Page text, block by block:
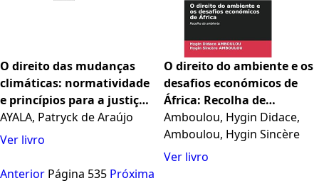
O direito das mudanças
climáticas: normatividade
e princípios para a justiça
ecológica no direito
nacional e internacional
AYALA, Patryck de Araújo
Ver livro
O direito do ambiente e os
desafios económicos de
África: Recolha de
ambiente
Amboulou, Hygin Didace,
Amboulou, Hygin Sincère
Ver livro
Anterior Página 535 Próxima